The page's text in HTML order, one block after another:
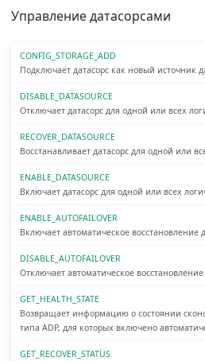
Управление датасорсами
CONFIG_STORAGE_ADD
Подключает датасорс как новый источник
DISABLE_DATASOURCE
Отключает датасорс для одной или всех
RECOVER_DATASOURCE
Восстанавливает датасорс для одной или
ENABLE_DATASOURCE
Включает датасорс для одной или всех
ENABLE_AUTOFAILOVER
Включает автоматическое восстановление
DISABLE_AUTOFAILOVER
Отключает автоматическое восстановление
GET_HEALTH_STATE
Возвращает информацию о состоянии
типа ADP, для которых включено
GET_RECOVER_STATUS